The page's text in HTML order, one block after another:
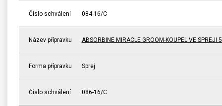
Číslo schválení 084-16/C
Název přípravku ABSORBINE MIRACLE GROOM-KOUPEL VE SPREJI
Forma přípravku Sprej
Číslo schválení 086-16/C